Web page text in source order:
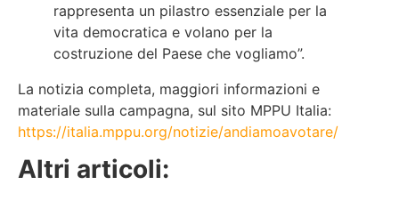
rappresenta un pilastro essenziale per la
vita democratica e volano per la
costruzione del Paese che vogliamo”.
La notizia completa, maggiori informazioni e
materiale sulla campagna, sul sito MPPU Italia:
https://italia.mppu.org/notizie/andiamoavotare/
Altri articoli: